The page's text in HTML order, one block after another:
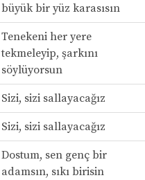
büyük bir yüz karasısın
Tenekeni her yere
tekmeleyip, şarkını
söylüyorsun
Sizi, sizi sallayacağız
Sizi, sizi sallayacağız
Dostum, sen genç bir
adamsın, sıkı birisin